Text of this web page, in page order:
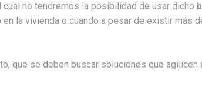
cual no tendremos la posibilidad de usar dicho
en la vivienda o cuando a pesar de existir más
que se deben buscar soluciones que